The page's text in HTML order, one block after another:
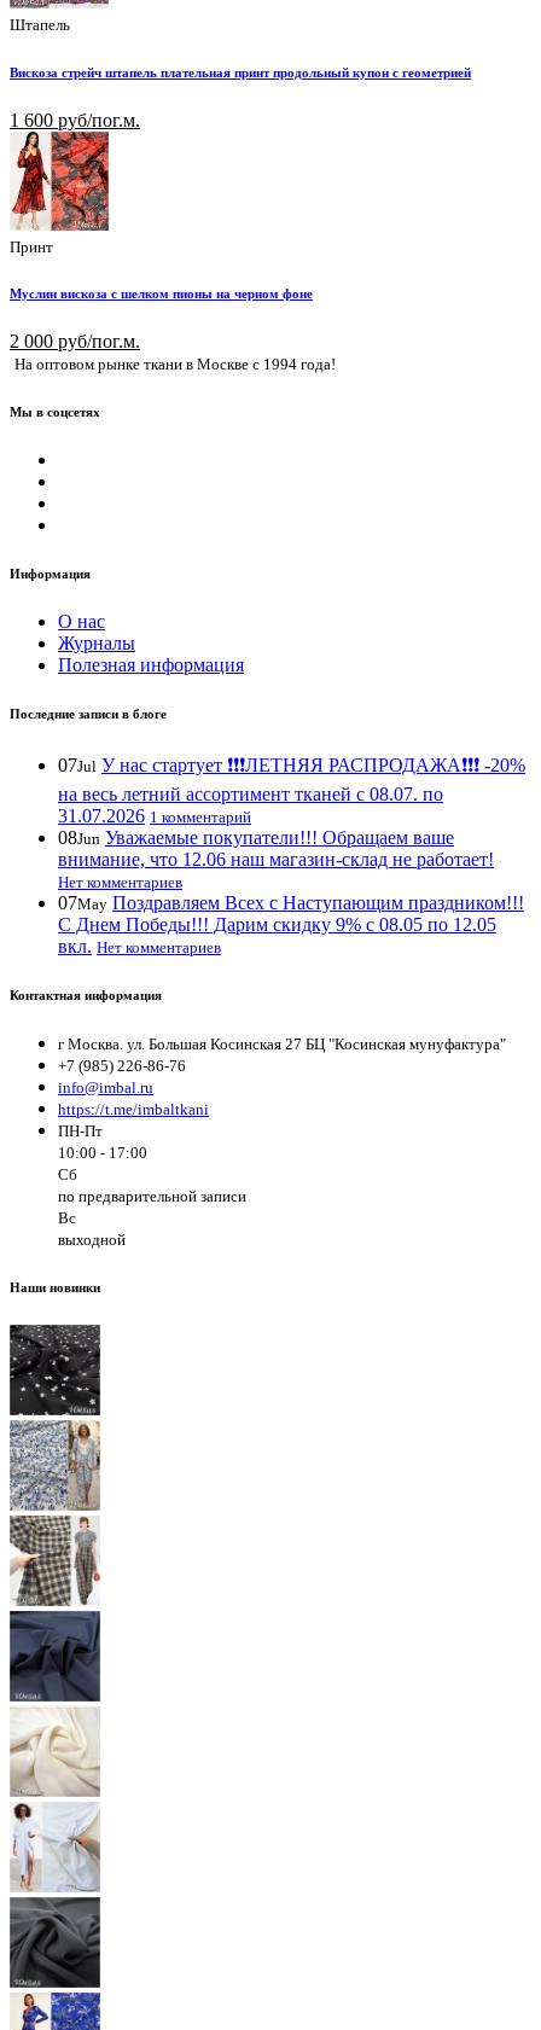
Штапель
Вискоза стрейч штапель плательная принт продольный купон с геометрией
1 600 руб/пог.м.
Принт
Муслин вискоза с шелком пионы на черном фоне
2 000 руб/пог.м.
На оптовом рынке ткани в Москве с 1994 года!
Мы в соцсетях
Информация
О нас
Журналы
Полезная информация
Последние записи в блоге
07Jul У нас стартует ❗️❗️❗️ЛЕТНЯЯ РАСПРОДАЖА❗️❗️❗️ -20%
на весь летний ассортимент тканей с 08.07. по
31.07.2026 1 комментарий
08Jun Уважаемые покупатели!!! Обращаем ваше
внимание, что 12.06 наш магазин-склад не работает!
Нет комментариев
07May Поздравляем Всех с Наступающим праздником!!!
С Днем Победы!!! Дарим скидку 9% с 08.05 по 12.05
вкл. Нет комментариев
Контактная информация
г Москва. ул. Большая Косинская 27 БЦ "Косинская мунуфактура"
+7 (985) 226-86-76
info@imbal.ru
https://t.me/imbaltkani
ПН-Пт
10:00 - 17:00
Сб
по предварительной записи
Вс
выходной
Наши новинки